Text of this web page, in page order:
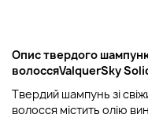
Опис твердого
волоссяValquerSky
Твердий шампунь зі
волосся містить олію